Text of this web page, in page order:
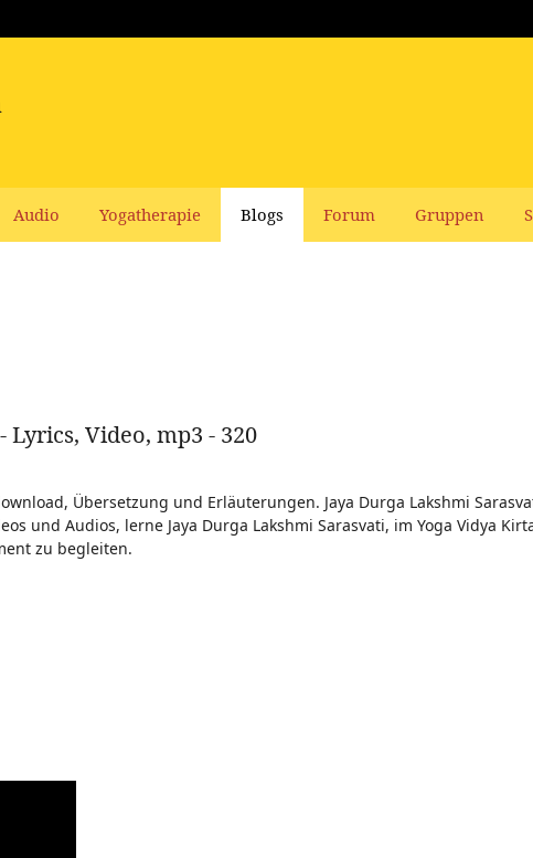
Audio Yogatherapie Blogs Forum Gruppen
Video, mp3 - 320
Übersetzung und Erläuterungen. Jaya Durga Lakshmi
und Audios, lerne Jaya Durga Lakshmi Sarasvati, im Yoga Vidya
zu begleiten.